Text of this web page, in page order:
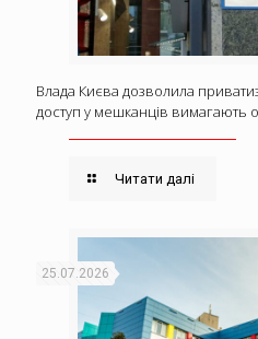
Влада Києва дозволила
доступ у мешканців вимагають
Читати далі
25.07.2026